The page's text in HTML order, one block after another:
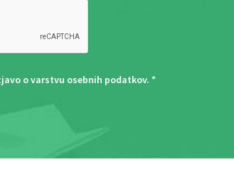
o varstvu osebnih podatkov. *